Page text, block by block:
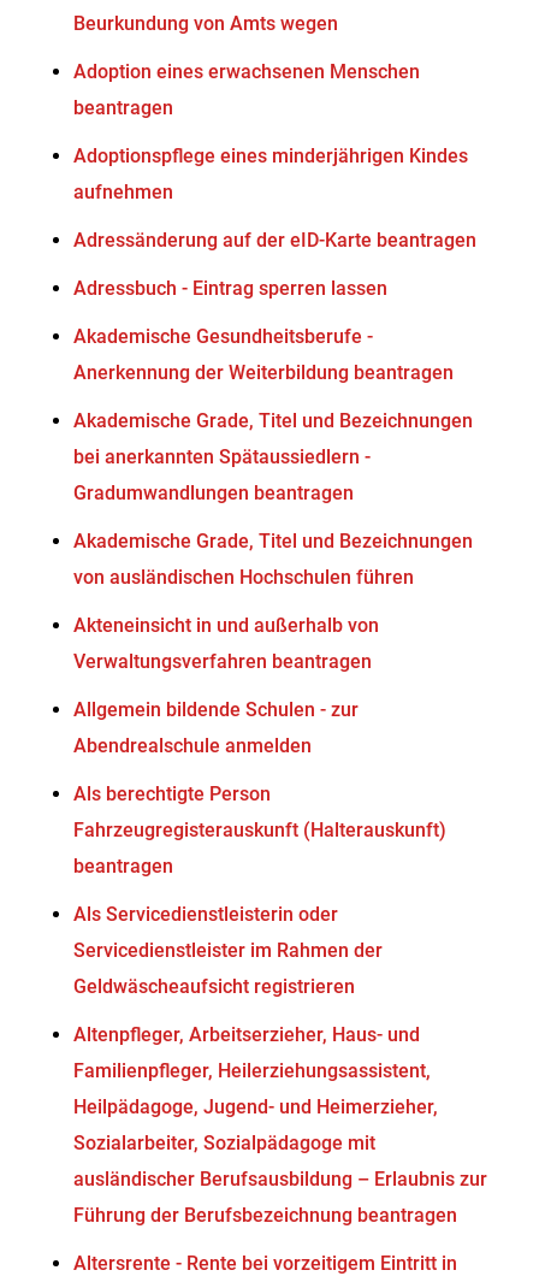
Beurkundung von Amts wegen
Adoption eines erwachsenen Menschen
beantragen
Adoptionspflege eines minderjährigen Kindes
aufnehmen
Adressänderung auf der eID-Karte beantragen
Adressbuch - Eintrag sperren lassen
Akademische Gesundheitsberufe -
Anerkennung der Weiterbildung beantragen
Akademische Grade, Titel und Bezeichnungen
bei anerkannten Spätaussiedlern -
Gradumwandlungen beantragen
Akademische Grade, Titel und Bezeichnungen
von ausländischen Hochschulen führen
Akteneinsicht in und außerhalb von
Verwaltungsverfahren beantragen
Allgemein bildende Schulen - zur
Abendrealschule anmelden
Als berechtigte Person
Fahrzeugregisterauskunft (Halterauskunft)
beantragen
Als Servicedienstleisterin oder
Servicedienstleister im Rahmen der
Geldwäscheaufsicht registrieren
Altenpfleger, Arbeitserzieher, Haus- und
Familienpfleger, Heilerziehungsassistent,
Heilpädagoge, Jugend- und Heimerzieher,
Sozialarbeiter, Sozialpädagoge mit
ausländischer Berufsausbildung – Erlaubnis zur
Führung der Berufsbezeichnung beantragen
Altersrente - Rente bei vorzeitigem Eintritt in